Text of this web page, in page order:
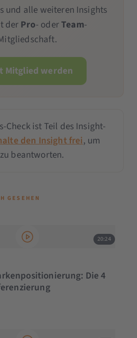
und alle weiteren Insights
derPro- oderTeam-
Mitglied werden
Check ist Teil des Insight-
den Insight frei, um
beantworten.
GESEHEN
20:24
Die 4